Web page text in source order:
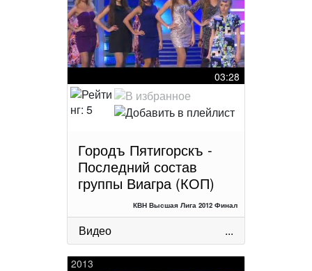
03:28
Городъ Пятигорскъ -
Последний состав
группы Виагра (КОП)
КВН Высшая Лига 2012 Финал
Видео ...
2013